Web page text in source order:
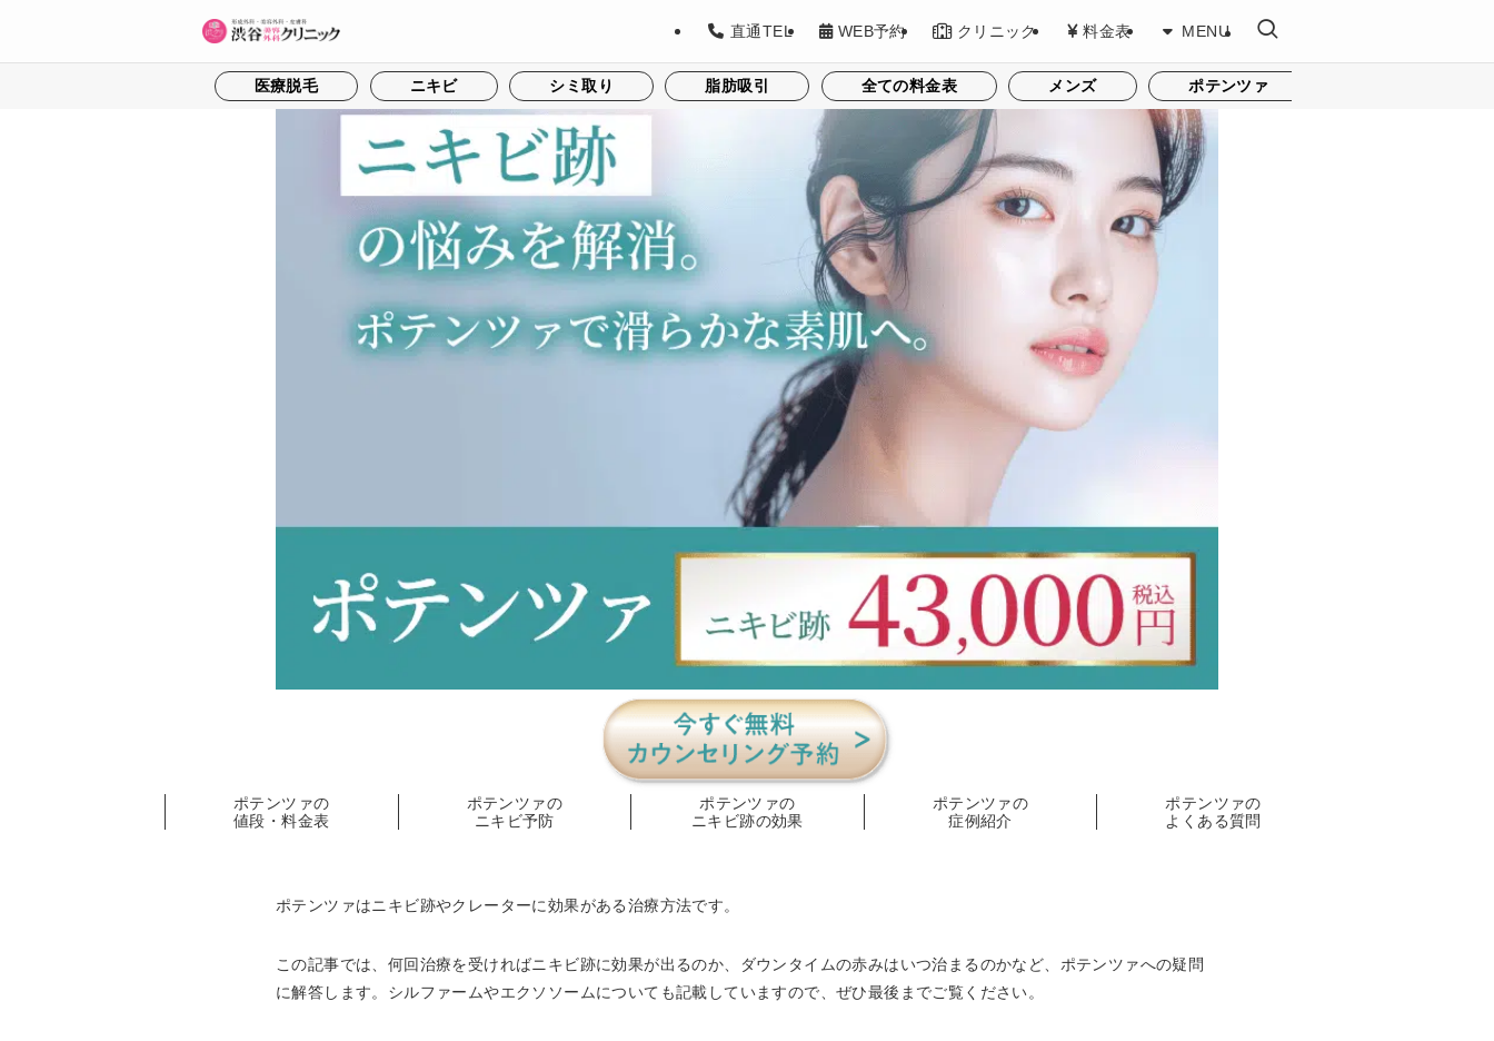
直通TEL WEB予約 クリニック 料金表 MENU
医療脱毛 ニキビ シミ取り 脂肪吸引 全ての料金表 メンズ ポテンツァ
ポテンツァの
値段・料金表
ポテンツァの
ニキビ予防
ポテンツァの
ニキビ跡の効果
ポテンツァの
症例紹介
ポテンツァの
よくある質問
ポテンツァはニキビ跡やクレーターに効果がある治療方法です。
この記事では、何回治療を受ければニキビ跡に効果が出るのか、ダウンタイムの赤みはいつ治まるのかなど、ポテンツァへの疑問
に解答します。シルファームやエクソソームについても記載していますので、ぜひ最後までご覧ください。